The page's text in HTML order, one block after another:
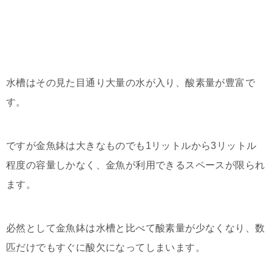
水槽はその見た目通り大量の水が入り、酸素量が豊富で
す。
ですが金魚鉢は大きなものでも1リットルから3リットル
程度の容量しかなく、金魚が利用できるスペースが限られ
ます。
必然として金魚鉢は水槽と比べて酸素量が少なくなり、数
匹だけでもすぐに酸欠になってしまいます。